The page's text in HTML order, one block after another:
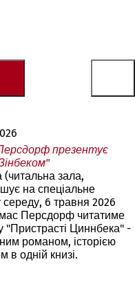
презентує
(читальна зала,
на спеціальне
6 травня 2026
Персдорф читатиме
"Пристрасті Циннбека" -
романом, історією
в одній книзі.